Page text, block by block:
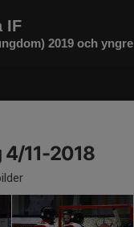
IF
2019 och yngre
11-2018